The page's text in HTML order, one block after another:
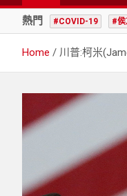
熱門 #COVID-19 #
Home 川普:柯米